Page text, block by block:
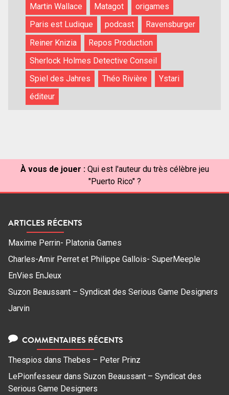
Martin Wallace
Matagot
origames
Paris est Ludique
podcast
Ravensburger
Reiner Knizia
Repos Production
Sherlock Holmes Detective Conseil
Spiel des Jahres
Théo Rivière
Ystari
éditeur
À vous de jouer : Qui est l'auteur du très célèbre jeu
"Puerto Rico" ?
ARTICLES RÉCENTS
Maxime Perrin- Platonia Games
Charles-Amir Perret et Philippe Gallois- SuperMeeple
EnVies EnJeux
Suzon Beaussant – Syndicat des Serious Game Designers
Jarvin
COMMENTAIRES RÉCENTS
Thespios dans Thebes – Peter Prinz
LePionfesseur dans Suzon Beaussant – Syndicat des
Serious Game Designers